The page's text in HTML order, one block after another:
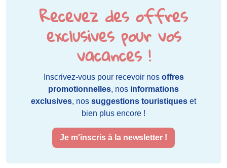
Recevez des offres
exclusives pour vos
vacances !
Inscrivez-vous pour recevoir nos offres
promotionnelles, nos informations
exclusives, nos suggestions touristiques et
bien plus encore !
Je m'inscris à la newsletter !